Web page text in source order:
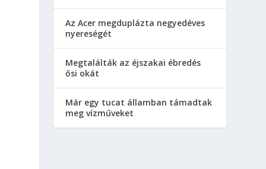
Az Acer megduplázta negyedéves
nyereségét
Megtalálták az éjszakai ébredés
ősi okát
Már egy tucat államban támadtak
meg vízműveket